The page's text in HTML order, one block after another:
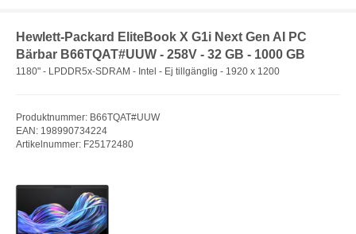
Hewlett-Packard EliteBook X G1i Next Gen AI PC
Bärbar B66TQAT#UUW - 258V - 32 GB - 1000 GB
1180" - LPDDR5x-SDRAM - Intel - Ej tillgänglig - 1920 x 1200
Produktnummer: B66TQAT#UUW
EAN: 198990734224
Artikelnummer: F25172480